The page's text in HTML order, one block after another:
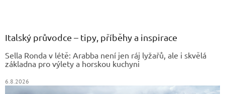
Italský průvodce – tipy, příběhy a inspirace
Sella Ronda v létě: Arabba není jen ráj lyžařů, ale i skvělá
základna pro výlety a horskou kuchyni
6.8.2026